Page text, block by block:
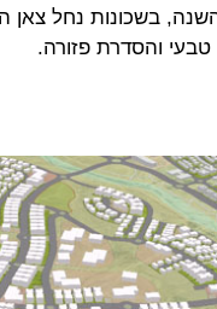
טבעי והסדרת פזורה.